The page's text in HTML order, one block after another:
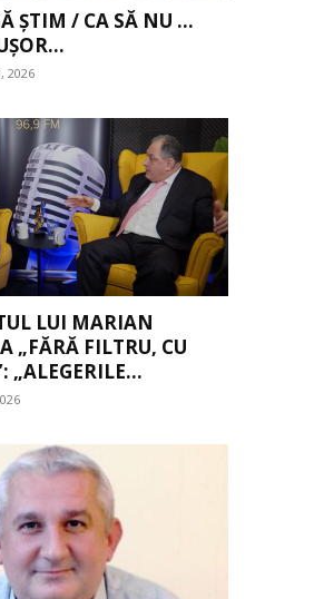
ȘTIM / CA SĂ NU …
2026
LUI MARIAN
„FĂRĂ FILTRU, CU
„ALEGERILE...